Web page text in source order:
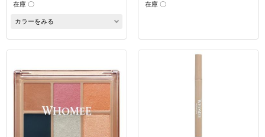
在庫 〇
カラーをみる
在庫 〇